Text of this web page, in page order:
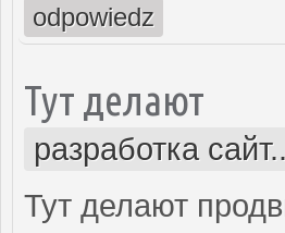
odpowiedz
Тут делают
разработка
Тут делают